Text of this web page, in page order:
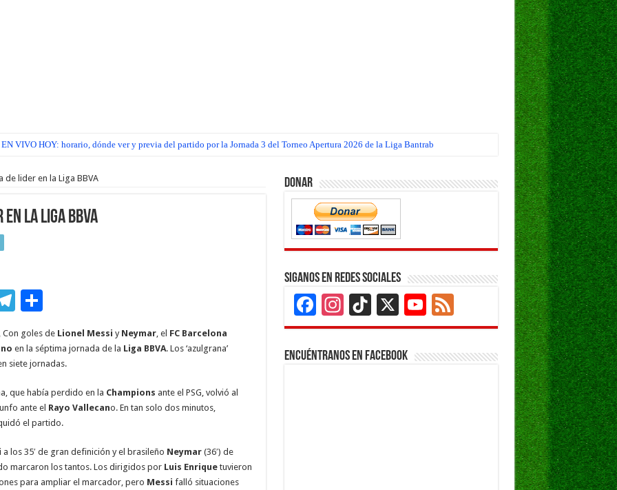
VIVO HOY: horario, dónde ver y previa del partido por la Jornada 3 del Torneo Apertura 2026 de la Liga Bantrab
de lider en la Liga BBVA
la Liga BBVA
T
el
e
gr
a
m
C
o
m
p
ar
ti
r
Con goles de Lionel Messi y Neymar, el FC Barcelona
en la séptima jornada de la Liga BBVA. Los ‘azulgrana’
siete jornadas.
que había perdido en la Champions ante el PSG, volvió al
ante el Rayo Vallecano. En tan solo dos minutos,
el partido.
a los 35′ de gran definición y el brasileño Neymar(36′) de
marcaron los tantos. Los dirigidos por Luis Enriquetuvieron
para ampliar el marcador, pero Messi falló situaciones
Donar
Siganos en Redes Sociales
Facebook
Instagram
TikTok
X YouTube
Channel
Feed
Encuéntranos en Facebook